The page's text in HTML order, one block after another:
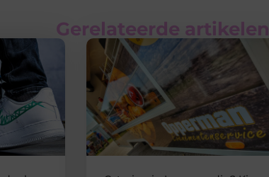
Gerelateerde artikelen